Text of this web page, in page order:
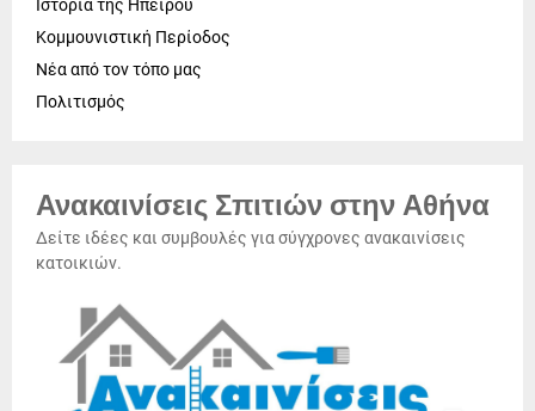
Ιστορία της Ηπείρου
Κομμουνιστική Περίοδος
Νέα από τον τόπο μας
Πολιτισμός
Ανακαινίσεις Σπιτιών στην Αθήνα
Δείτε ιδέες και συμβουλές για σύγχρονες ανακαινίσεις
κατοικιών.